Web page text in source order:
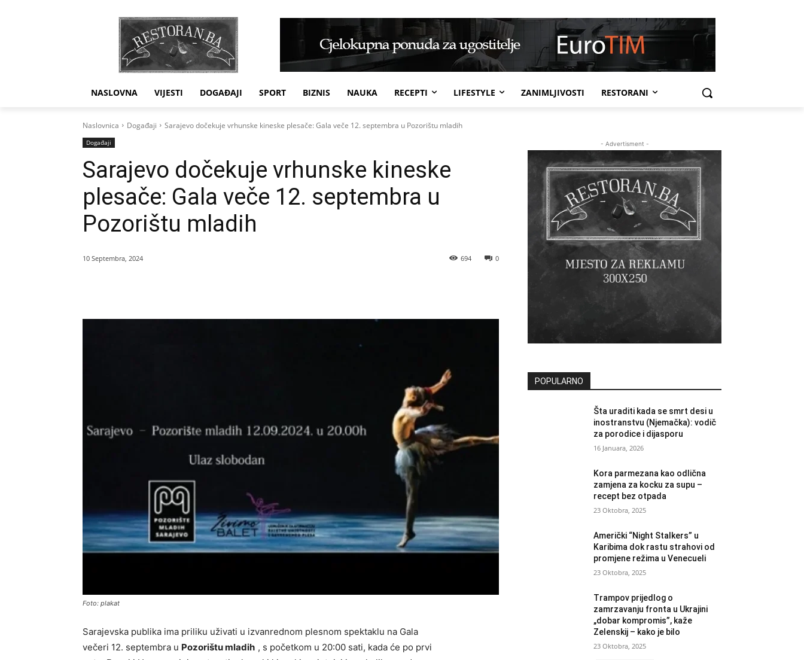
NASLOVNA VIJESTI DOGAĐAJI SPORT BIZNIS NAUKA RECEPTI LIFESTYLE ZANIMLJIVOSTI RESTORANI
Naslovnica Događaji Sarajevo dočekuje vrhunske kineske plesače: Gala veče 12. septembra u Pozorištu mladih
Događaji
Sarajevo dočekuje vrhunske kineske
plesače: Gala veče 12. septembra u
Pozorištu mladih
10 Septembra, 2024 0
694
Foto: plakat
Sarajevska publika ima priliku uživati u izvanrednom plesnom spektaklu na Gala
večeri 12. septembra u Pozorištu mladih , s početkom u 20:00 sati, kada će po prvi
- Advertisment -
POPULARNO
Šta uraditi kada se smrt desi u
inostranstvu (Njemačka): vodič
za porodice i dijasporu
16 Januara, 2026
Kora parmezana kao odlična
zamjena za kocku za supu –
recept bez otpada
23 Oktobra, 2025
Američki “Night Stalkers” u
Karibima dok rastu strahovi od
promjene režima u Venecueli
23 Oktobra, 2025
Trampov prijedlog o
zamrzavanju fronta u Ukrajini
„dobar kompromis”, kaže
Zelenskij – kako je bilo
23 Oktobra, 2025